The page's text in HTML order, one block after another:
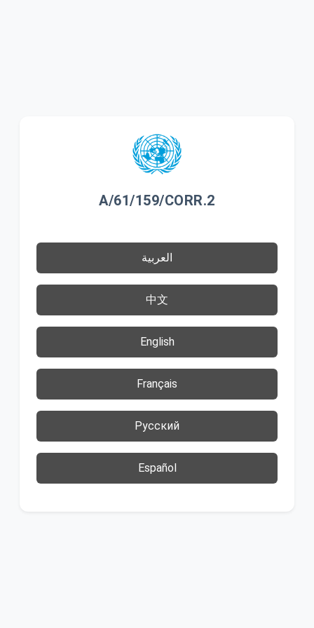
A/61/159/CORR.2
العربية
中文
English
Français
Русский
Español